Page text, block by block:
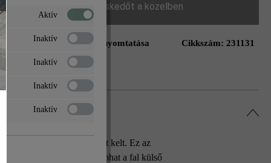
Keressen egy kereskedőt a közelben
a kívánságlistáhozOldal nyomtatása Cikkszám: 231131
igazán mély benyomást kelt. Ez az
más-más színt kaphat a fal külső
Aktív
Inaktív
Inaktív
Inaktív
Inaktív